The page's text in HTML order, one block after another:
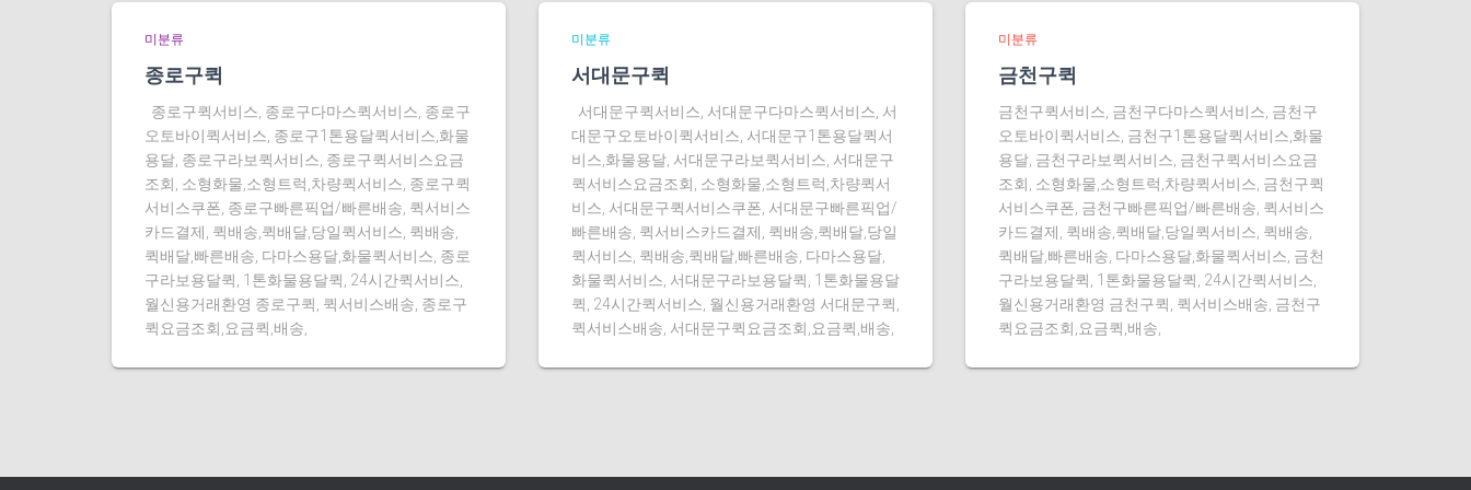
미분류
종로구퀵
종로구퀵서비스, 종로구다마스퀵서비스, 종로구
오토바이퀵서비스, 종로구1톤용달퀵서비스,화물
용달, 종로구라보퀵서비스, 종로구퀵서비스요금
조회, 소형화물,소형트럭,차량퀵서비스, 종로구퀵
서비스쿠폰, 종로구빠른픽업/빠른배송, 퀵서비스
카드결제, 퀵배송,퀵배달,당일퀵서비스, 퀵배송,
퀵배달,빠른배송, 다마스용달,화물퀵서비스, 종로
구라보용달퀵, 1톤화물용달퀵, 24시간퀵서비스,
월신용거래환영 종로구퀵, 퀵서비스배송, 종로구
퀵요금조회,요금퀵,배송,
미분류
서대문구퀵
서대문구퀵서비스, 서대문구다마스퀵서비스, 서
대문구오토바이퀵서비스, 서대문구1톤용달퀵서
비스,화물용달, 서대문구라보퀵서비스, 서대문구
퀵서비스요금조회, 소형화물,소형트럭,차량퀵서
비스, 서대문구퀵서비스쿠폰, 서대문구빠른픽업/
빠른배송, 퀵서비스카드결제, 퀵배송,퀵배달,당일
퀵서비스, 퀵배송,퀵배달,빠른배송, 다마스용달,
화물퀵서비스, 서대문구라보용달퀵, 1톤화물용달
퀵, 24시간퀵서비스, 월신용거래환영 서대문구퀵,
퀵서비스배송, 서대문구퀵요금조회,요금퀵,배송,
미분류
금천구퀵
금천구퀵서비스, 금천구다마스퀵서비스, 금천구
오토바이퀵서비스, 금천구1톤용달퀵서비스,화물
용달, 금천구라보퀵서비스, 금천구퀵서비스요금
조회, 소형화물,소형트럭,차량퀵서비스, 금천구퀵
서비스쿠폰, 금천구빠른픽업/빠른배송, 퀵서비스
카드결제, 퀵배송,퀵배달,당일퀵서비스, 퀵배송,
퀵배달,빠른배송, 다마스용달,화물퀵서비스, 금천
구라보용달퀵, 1톤화물용달퀵, 24시간퀵서비스,
월신용거래환영 금천구퀵, 퀵서비스배송, 금천구
퀵요금조회,요금퀵,배송,